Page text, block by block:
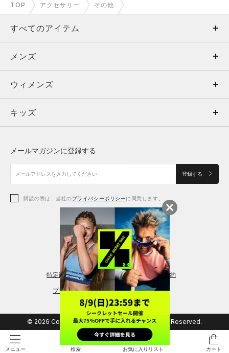
メニュー 検索 お気に入りリスト カート
TOP アクセサリー その他
すべてのアイテム
メンズ
ウィメンズ
キッズ
アクセサリー
メンズ
トップス
ボトムス
アクセサリー
ウィメンズ
トップス
シューズ
アクセサリー
レギンス＆タイツ
キッズ
シューズ
メールマガジンに登録する
登録する
購読の際は、当社のプライバシーポリシーに同意します。
特定商取引法に基づく通販の表記 会員規約
プライバシーポリシー
© 2026 Copyright DOME Corporation. All Rights Reserved.